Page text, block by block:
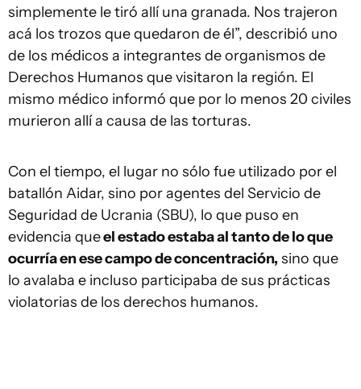
simplemente le tiró allí una granada. Nos trajeron
acá los trozos que quedaron de él”, describió uno
de los médicos a integrantes de organismos de
Derechos Humanos que visitaron la región. El
mismo médico informó que por lo menos 20 civiles
murieron allí a causa de las torturas.
Con el tiempo, el lugar no sólo fue utilizado por el
batallón Aidar, sino por agentes del Servicio de
Seguridad de Ucrania (SBU), lo que puso en
evidencia queel estado estaba al tanto de lo que
ocurría en ese campo de concentración, sino que
lo avalaba e incluso participaba de sus prácticas
violatorias de los derechos humanos.